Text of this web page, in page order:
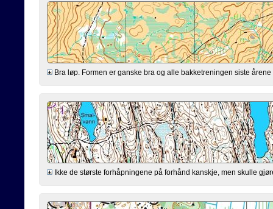
Bra løp. Formen er ganske bra og alle bakketreningen siste
Ikke de største forhåpningene på forhånd kanskje, men skulle